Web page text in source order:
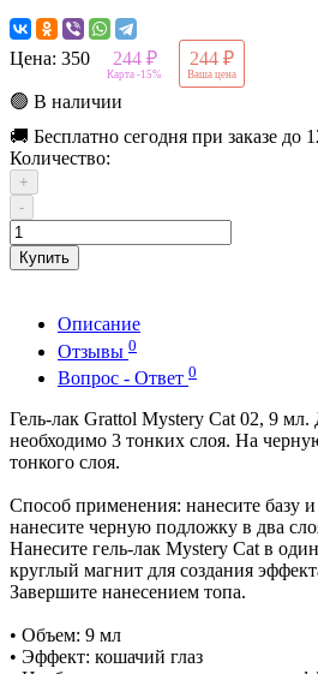
Цена: 350 244 ₽
Карта -15%
244 ₽
Ваша цена
🟢 В наличии
🚚 Бесплатно сегодня при заказе до
Количество:
+
-
Купить
Описание
Отзывы 0
Вопрос - Ответ 0
Гель-лак Grattol Mystery Cat 02, 9
необходимо 3 тонких слоя. На
тонкого слоя.
Способ применения: нанесите базу
нанесите черную подложку в два
Нанесите гель-лак Mystery Cat в
круглый магнит для создания
Завершите нанесением топа.
• Объем: 9 мл
• Эффект: кошачий глаз